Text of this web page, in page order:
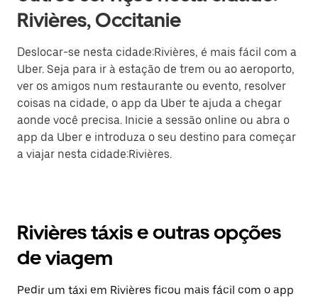
Rivières, Occitanie
Deslocar-se nesta cidade:Rivières, é mais fácil com a
Uber. Seja para ir à estação de trem ou ao aeroporto,
ver os amigos num restaurante ou evento, resolver
coisas na cidade, o app da Uber te ajuda a chegar
aonde você precisa. Inicie a sessão online ou abra o
app da Uber e introduza o seu destino para começar
a viajar nesta cidade:Rivières.
Rivières táxis e outras opções
de viagem
Pedir um táxi em Rivières ficou mais fácil com o app